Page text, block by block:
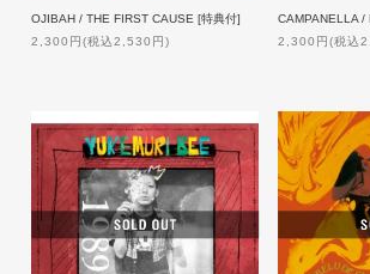
OJIBAH / THE FIRST CAUSE [特典付]
2,300円(税込2,530円)
CAMPANELLA /
2,300円(税込